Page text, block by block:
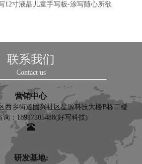
12寸液晶儿童手写板-涂写随心所欲
联系我们
Contact us
营销中心
西乡街道固兴社区星源科技大楼B栋二楼
询：18917305488(好写科技)
研发基地: